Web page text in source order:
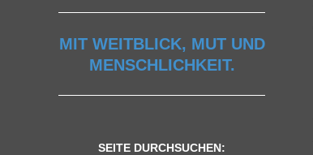
MIT WEITBLICK, MUT UND
MENSCHLICHKEIT.
SEITE DURCHSUCHEN: